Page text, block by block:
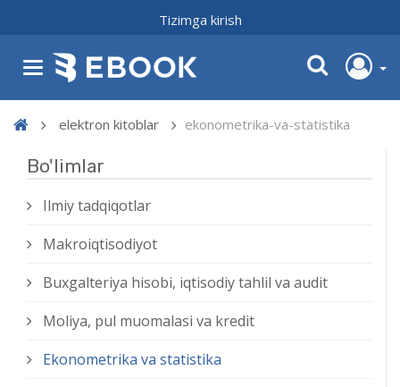
Tizimga kirish
elektron kitoblar ekonometrika-va-statistika
Bo'limlar
Ilmiy tadqiqotlar
Makroiqtisodiyot
Buxgalteriya hisobi, iqtisodiy tahlil va audit
Moliya, pul muomalasi va kredit
Ekonometrika va statistika